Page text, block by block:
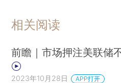
相关阅读
前瞻｜市场押注美联储
2023年10月28日 APP打开